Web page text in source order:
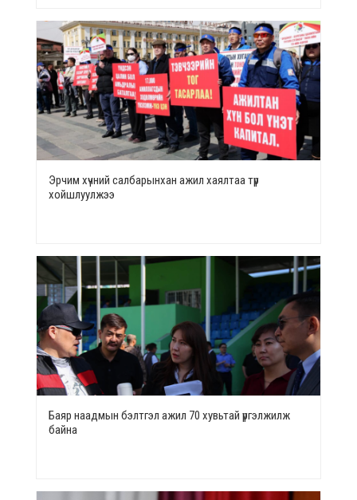
Эрчим хүчний салбарынхан ажил хаялтаа түр
хойшлуулжээ
Баяр наадмын бэлтгэл ажил 70 хувьтай үргэлжилж
байна